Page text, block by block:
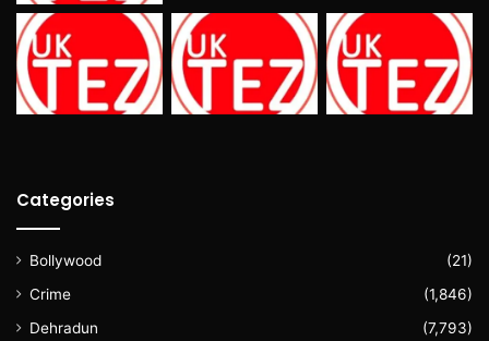
Categories
Bollywood
(21)
Crime
(1,846)
Dehradun
(7,793)